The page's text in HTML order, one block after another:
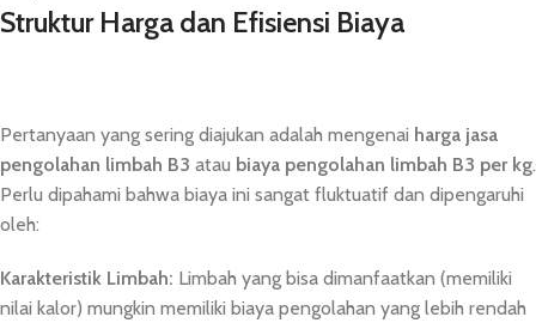
Struktur Harga dan Efisiensi Biaya
Pertanyaan yang sering diajukan adalah mengenai harga jasa
pengolahan limbah B3 atau biaya pengolahan limbah B3 per kg.
Perlu dipahami bahwa biaya ini sangat fluktuatif dan dipengaruhi
oleh:
Karakteristik Limbah: Limbah yang bisa dimanfaatkan (memiliki
nilai kalor) mungkin memiliki biaya pengolahan yang lebih rendah